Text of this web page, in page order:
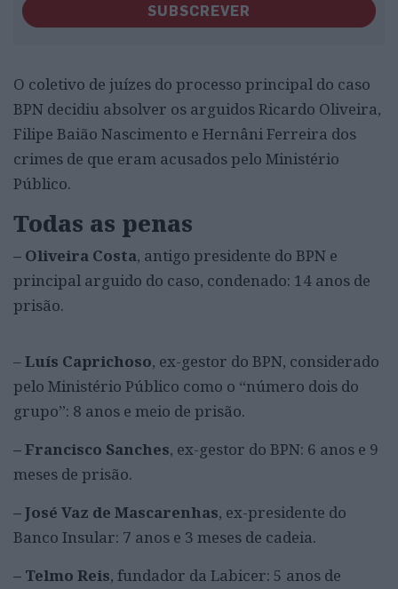
SUBSCREVER
O coletivo de juízes do processo principal do caso
BPN decidiu absolver os arguidos Ricardo Oliveira,
Filipe Baião Nascimento e Hernâni Ferreira dos
crimes de que eram acusados pelo Ministério
Público.
Todas as penas
– Oliveira Costa, antigo presidente do BPN e
principal arguido do caso, condenado: 14 anos de
prisão.
–Luís Caprichoso, ex-gestor do BPN, considerado
pelo Ministério Público como o “número dois do
grupo”: 8 anos e meio de prisão.
– Francisco Sanches, ex-gestor do BPN: 6 anos e 9
meses de prisão.
– José Vaz de Mascarenhas, ex-presidente do
Banco Insular: 7 anos e 3 meses de cadeia.
– Telmo Reis, fundador da Labicer: 5 anos de